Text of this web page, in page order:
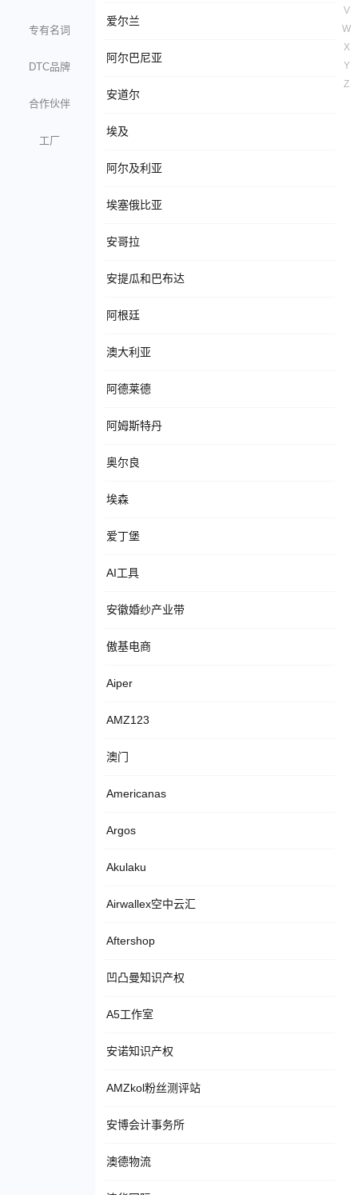
专有名词
DTC品牌
合作伙伴
工厂
爱尔兰
阿尔巴尼亚
安道尔
埃及
阿尔及利亚
埃塞俄比亚
安哥拉
安提瓜和巴布达
阿根廷
澳大利亚
阿德莱德
阿姆斯特丹
奥尔良
埃森
爱丁堡
AI工具
安徽婚纱产业带
傲基电商
Aiper
AMZ123
澳门
Americanas
Argos
Akulaku
Airwallex空中云汇
Aftershop
凹凸曼知识产权
A5工作室
安诺知识产权
AMZkol粉丝测评站
安博会计事务所
澳德物流
V
W
X
Y
Z